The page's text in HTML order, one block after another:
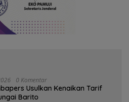
0 Komentar
Usulkan Kenaikan Tarif
Barito